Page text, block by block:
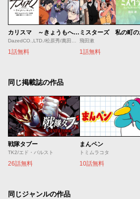
カリスマ ～きょうもへいわです～
1話無料
飛田漱
1話無料
同じ掲載誌の作品
戦隊タブー
TK2/エド・バルスト
26話無料
まんペン
トミムラコタ
10話無料
同じジャンルの作品